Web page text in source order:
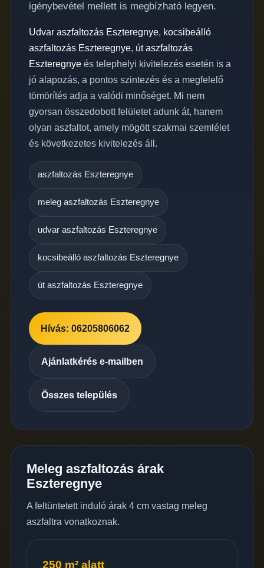
igénybevétel mellett is megbízható legyen.
Udvar aszfaltozás Eszteregnye, kocsibeálló
aszfaltozás Eszteregnye, út aszfaltozás
Eszteregnyeés telephelyi kivitelezés esetén is a
jó alapozás, a pontos szintezés és a megfelelő
tömörítés adja a valódi minőséget. Mi nem
gyorsan összedobott felületet adunk át, hanem
olyan aszfaltot, amely mögött szakmai szemlélet
és következetes kivitelezés áll.
aszfaltozás Eszteregnye
meleg aszfaltozás Eszteregnye
udvar aszfaltozás Eszteregnye
kocsibeálló aszfaltozás Eszteregnye
út aszfaltozás Eszteregnye
Hívás: 06205806062
Ajánlatkérés e-mailben
Összes település
Meleg aszfaltozás árak
Eszteregnye
A feltüntetett induló árak 4 cm vastag meleg
aszfaltra vonatkoznak.
250 m² alatt